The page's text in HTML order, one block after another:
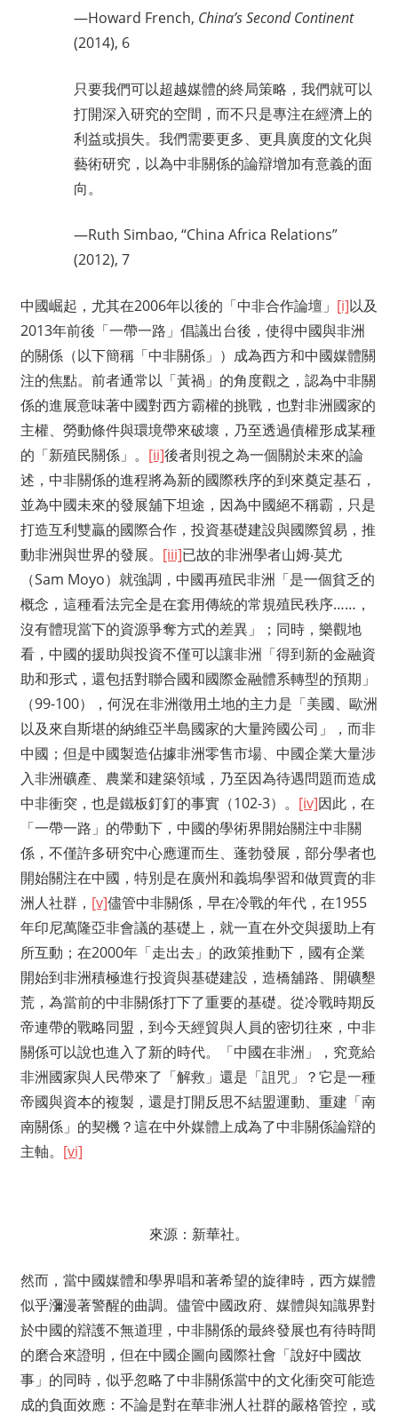
—Howard French, China’s Second Continent
(2014), 6
只要我們可以超越媒體的終局策略，我們就可以
打開深入研究的空間，而不只是專注在經濟上的
利益或損失。我們需要更多、更具廣度的文化與
藝術研究，以為中非關係的論辯增加有意義的面
向。
—Ruth Simbao, “China Africa Relations”
(2012), 7
中國崛起，尤其在2006年以後的「中非合作論壇」 [i]以及
2013年前後「一帶一路」倡議出台後，使得中國與非洲
的關係（以下簡稱「中非關係」）成為西方和中國媒體關
注的焦點。前者通常以「黃禍」的角度觀之，認為中非關
係的進展意味著中國對西方霸權的挑戰，也對非洲國家的
主權、勞動條件與環境帶來破壞，乃至透過債權形成某種
的「新殖民關係」。 [ii]後者則視之為一個關於未來的論
述，中非關係的進程將為新的國際秩序的到來奠定基石，
並為中國未來的發展舖下坦途，因為中國絕不稱霸，只是
打造互利雙贏的國際合作，投資基礎建設與國際貿易，推
動非洲與世界的發展。 [iii]已故的非洲學者山姆‧莫尤
（Sam Moyo）就強調，中國再殖民非洲「是一個貧乏的
概念，這種看法完全是在套用傳統的常規殖民秩序……，
沒有體現當下的資源爭奪方式的差異」；同時，樂觀地
看，中國的援助與投資不僅可以讓非洲「得到新的金融資
助和形式，還包括對聯合國和國際金融體系轉型的預期」
（99-100），何況在非洲徵用土地的主力是「美國、歐洲
以及來自斯堪的納維亞半島國家的大量跨國公司」，而非
中國；但是中國製造佔據非洲零售市場、中國企業大量涉
入非洲礦產、農業和建築領域，乃至因為待遇問題而造成
中非衝突，也是鐵板釘釘的事實（102-3）。 [iv]因此，在
「一帶一路」的帶動下，中國的學術界開始關注中非關
係，不僅許多研究中心應運而生、蓬勃發展，部分學者也
開始關注在中國，特別是在廣州和義塢學習和做買賣的非
洲人社群， [v]儘管中非關係，早在冷戰的年代，在1955
年印尼萬隆亞非會議的基礎上，就一直在外交與援助上有
所互動；在2000年「走出去」的政策推動下，國有企業
開始到非洲積極進行投資與基礎建設，造橋舖路、開礦墾
荒，為當前的中非關係打下了重要的基礎。從冷戰時期反
帝連帶的戰略同盟，到今天經貿與人員的密切往來，中非
關係可以說也進入了新的時代。「中國在非洲」，究竟給
非洲國家與人民帶來了「解救」還是「詛咒」？它是一種
帝國與資本的複製，還是打開反思不結盟運動、重建「南
南關係」的契機？這在中外媒體上成為了中非關係論辯的
主軸。 [vi]
來源：新華社。
然而，當中國媒體和學界唱和著希望的旋律時，西方媒體
似乎瀰漫著警醒的曲調。儘管中國政府、媒體與知識界對
於中國的辯護不無道理，中非關係的最終發展也有待時間
的磨合來證明，但在中國企圖向國際社會「說好中國故
事」的同時，似乎忽略了中非關係當中的文化衝突可能造
成的負面效應：不論是對在華非洲人社群的嚴格管控，或